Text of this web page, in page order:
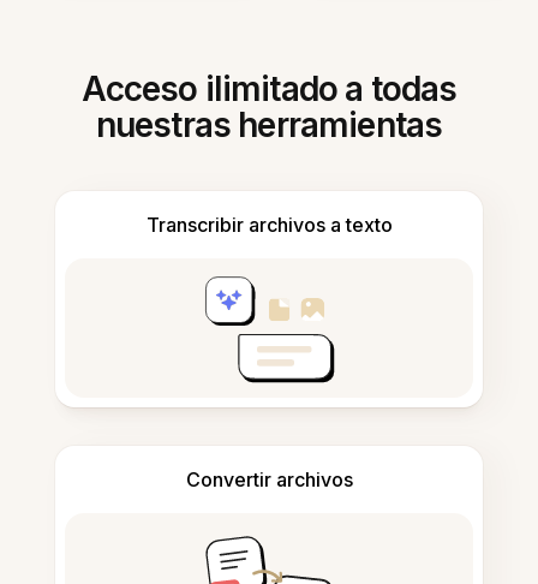
Acceso ilimitado a todas
nuestras herramientas
Transcribir archivos a texto
Convertir archivos